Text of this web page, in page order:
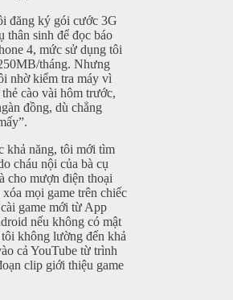
đăng ký gói cước 3G
thân sinh để đọc báo
4, mức sử dụng tôi
tháng. Nhưng
nhờ kiểm tra máy vì
cào vài hôm trước,
đồng, dù chẳng
khả năng, tôi mới tìm
cháu nội của bà cụ
cho mượn điện thoại
mọi game trên chiếc
game mới từ App
nếu không có mật
không lường đến khả
cả YouTube từ trình
clip giới thiệu game